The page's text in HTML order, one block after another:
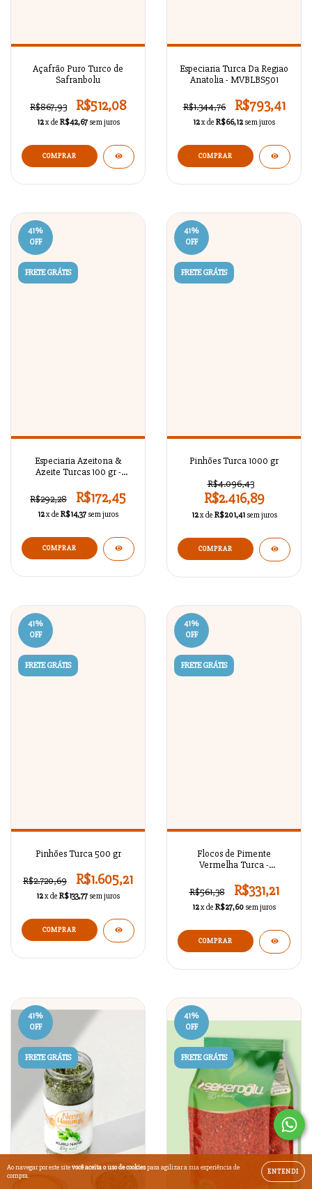
Ao navegar por este sitevocê aceita o uso de cookiespara agilizar a sua experiência de
compra.
ENTENDI
Açafrão Puro Turco de
Safranbolu
R$867,93 R$512,08
12x de R$42,67 sem juros
COMPRAR
Especiaria Turca Da Regiao
Anatolia - MVBLBS501
R$1.344,76 R$793,41
12x de R$66,12 sem juros
COMPRAR
41%
OFF
FRETE GRÁTIS
Especiaria Azeitona &
Azeite Turcas 100 gr -
R$292,28
R$172,45
12x de R$14,37 sem juros
41%
OFF
FRETE GRÁTIS
Pinhões Turca 1000 gr
R$4.096,43
R$2.416,89
12x de R$201,41 sem juros
41%
OFF
FRETE GRÁTIS
Pinhões Turca 500 gr
R$2.720,69 R$1.605,21
12x de R$133,77 sem juros
41%
OFF
FRETE GRÁTIS
Flocos de Pimente
Vermelha Turca -
R$561,38
R$331,21
12x de R$27,60 sem juros
COMPRAR
41%
OFF
FRETE GRÁTIS
41%
OFF
FRETE GRÁTIS